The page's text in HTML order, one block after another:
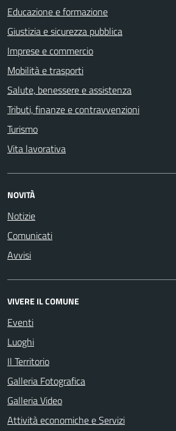
Educazione e formazione
Giustizia e sicurezza pubblica
Imprese e commercio
Mobilità e trasporti
Salute, benessere e assistenza
Tributi, finanze e contravvenzioni
Turismo
Vita lavorativa
NOVITÀ
Notizie
Comunicati
Avvisi
VIVERE IL COMUNE
Eventi
Luoghi
Il Territorio
Galleria Fotografica
Galleria Video
Attività economiche e Servizi